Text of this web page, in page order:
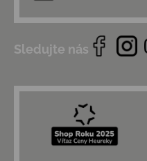
Sledujte nás